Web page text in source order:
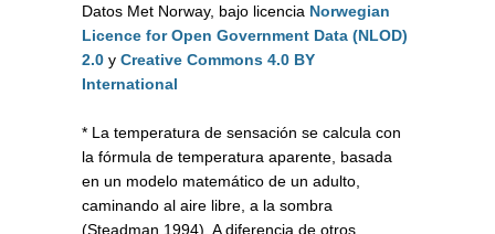
Datos Met Norway, bajo licencia Norwegian
Licence for Open Government Data (NLOD)
2.0 y Creative Commons 4.0 BY
International
* La temperatura de sensación se calcula con
la fórmula de temperatura aparente, basada
en un modelo matemático de un adulto,
caminando al aire libre, a la sombra
(Steadman 1994). A diferencia de otros